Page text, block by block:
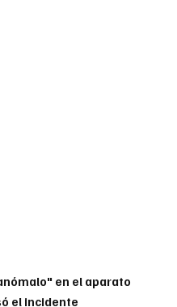
en el aparato
el incidente